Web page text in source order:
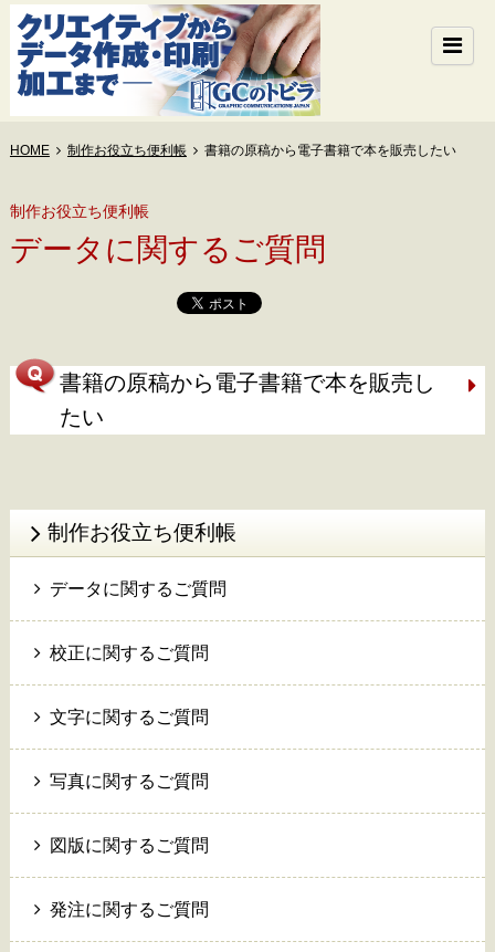
HOME 制作お役立ち便利帳 書籍の原稿から電子書籍で本を販売したい
制作お役立ち便利帳
データに関するご質問
書籍の原稿から電子書籍で本を販売し
たい
制作お役立ち便利帳
データに関するご質問
校正に関するご質問
文字に関するご質問
写真に関するご質問
図版に関するご質問
発注に関するご質問